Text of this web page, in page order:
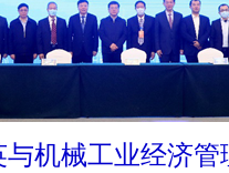
机械工业经济